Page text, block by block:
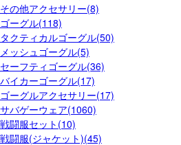
その他アクセサリー(8)
ゴーグル(118)
タクティカルゴーグル(50)
メッシュゴーグル(5)
セーフティゴーグル(36)
バイカーゴーグル(17)
ゴーグルアクセサリー(17)
サバゲーウェア(1060)
戦闘服セット(10)
戦闘服(ジャケット)(45)